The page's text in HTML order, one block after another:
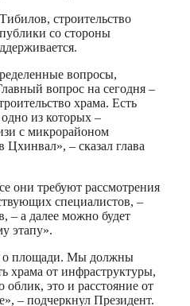
строительство
со стороны
вопросы,
вопрос на сегодня –
храма. Есть
из которых –
с микрорайоном
Цхинвал», – сказал глава
они требуют рассмотрения
специалистов, –
– а далее можно будет
этапу».
о площади. Мы должны
храма от инфраструктуры,
облик, это и расстояние от
– подчеркнул Президент.